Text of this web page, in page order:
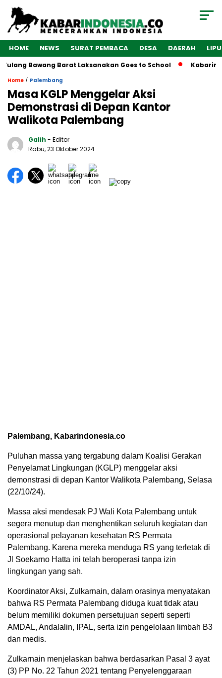
HOME NEWS SURAT PEMBACA DESA DAERAH
Bawang Barat Laksanakan Goes to School
Home / Palembang
Masa KGLP Menggelar Aksi
Demonstrasi di Depan Kantor
Walikota Palembang
Galih - Editor
Rabu, 23 Oktober 2024
Palembang, Kabarindonesia.co
Puluhan massa yang tergabung dalam Koalisi Gerakan
Penyelamat Lingkungan (KGLP) menggelar aksi
demonstrasi di depan Kantor Walikota Palembang, Selasa
(22/10/24).
Massa aksi mendesak PJ Wali Kota Palembang untuk
segera menutup dan menghentikan seluruh kegiatan dan
operasional pelayanan kesehatan RS Permata
Palembang. Karena mereka menduga RS yang terletak di
Jl Soekarno Hatta ini telah beroperasi tanpa izin
lingkungan yang sah.
Koordinator Aksi, Zulkarnain, dalam orasinya menyatakan
bahwa RS Permata Palembang diduga kuat tidak atau
belum memiliki dokumen persetujuan seperti seperti
AMDAL, Andalalin, IPAL, serta izin pengelolaan limbah B3
dan medis.
Zulkarnain menjelaskan bahwa berdasarkan Pasal 3 ayat
(3) PP No. 22 Tahun 2021 tentang Penyelenggaraan